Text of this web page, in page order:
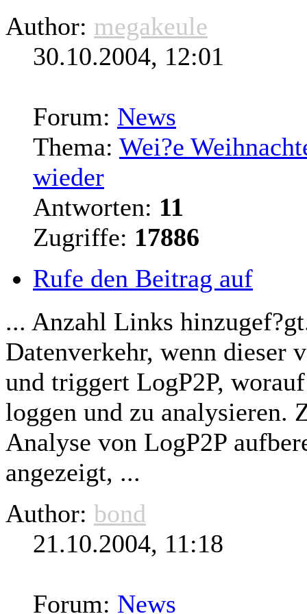
Author: megakeule
30.10.2004, 12:01
Forum: News
Thema: Wei?e
wieder
Antworten: 11
Zugriffe: 17886
Rufe den Beitrag auf
... Anzahl Links
Datenverkehr, wenn dieser
und triggert LogP2P,
loggen und zu analysieren.
Analyse von LogP2P
angezeigt, ...
Author: bond
21.10.2004, 11:18
Forum: News